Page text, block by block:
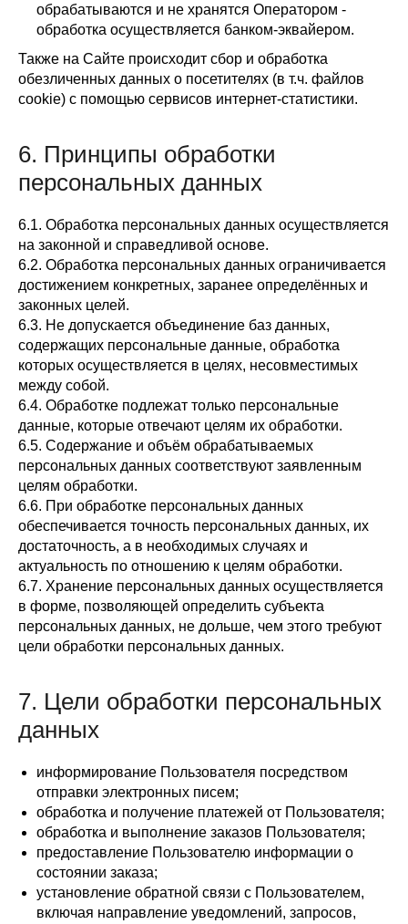
обрабатываются и не хранятся Оператором -
обработка осуществляется банком-эквайером.
Также на Сайте происходит сбор и обработка
обезличенных данных о посетителях (в т.ч. файлов
cookie) с помощью сервисов интернет-статистики.
6. Принципы обработки
персональных данных
6.1. Обработка персональных данных осуществляется
на законной и справедливой основе.
6.2. Обработка персональных данных ограничивается
достижением конкретных, заранее определённых и
законных целей.
6.3. Не допускается объединение баз данных,
содержащих персональные данные, обработка
которых осуществляется в целях, несовместимых
между собой.
6.4. Обработке подлежат только персональные
данные, которые отвечают целям их обработки.
6.5. Содержание и объём обрабатываемых
персональных данных соответствуют заявленным
целям обработки.
6.6. При обработке персональных данных
обеспечивается точность персональных данных, их
достаточность, а в необходимых случаях и
актуальность по отношению к целям обработки.
6.7. Хранение персональных данных осуществляется
в форме, позволяющей определить субъекта
персональных данных, не дольше, чем этого требуют
цели обработки персональных данных.
7. Цели обработки персональных
данных
информирование Пользователя посредством
отправки электронных писем;
обработка и получение платежей от Пользователя;
обработка и выполнение заказов Пользователя;
предоставление Пользователю информации о
состоянии заказа;
установление обратной связи с Пользователем,
включая направление уведомлений, запросов,